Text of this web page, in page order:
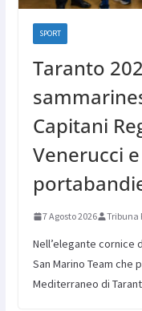
SPORT
Taranto
Capitani
Venerucci
7 Agosto 2026 Tribuna
Nell’elegante cornice
San Marino Team che
Mediterraneo di